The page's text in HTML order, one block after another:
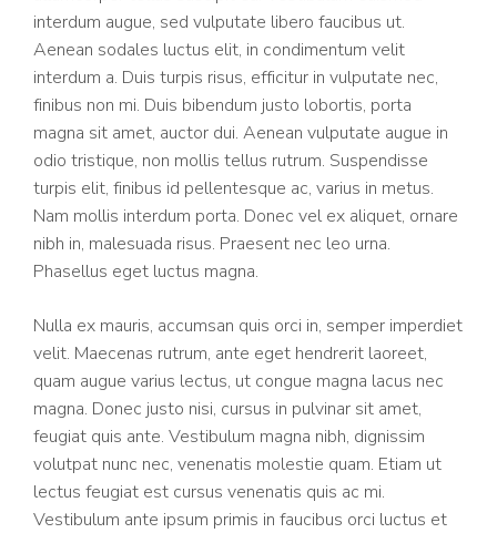
interdum augue, sed vulputate libero faucibus ut.
Aenean sodales luctus elit, in condimentum velit
interdum a. Duis turpis risus, efficitur in vulputate nec,
finibus non mi. Duis bibendum justo lobortis, porta
magna sit amet, auctor dui. Aenean vulputate augue in
odio tristique, non mollis tellus rutrum. Suspendisse
turpis elit, finibus id pellentesque ac, varius in metus.
Nam mollis interdum porta. Donec vel ex aliquet, ornare
nibh in, malesuada risus. Praesent nec leo urna.
Phasellus eget luctus magna.
Nulla ex mauris, accumsan quis orci in, semper imperdiet
velit. Maecenas rutrum, ante eget hendrerit laoreet,
quam augue varius lectus, ut congue magna lacus nec
magna. Donec justo nisi, cursus in pulvinar sit amet,
feugiat quis ante. Vestibulum magna nibh, dignissim
volutpat nunc nec, venenatis molestie quam. Etiam ut
lectus feugiat est cursus venenatis quis ac mi.
Vestibulum ante ipsum primis in faucibus orci luctus et